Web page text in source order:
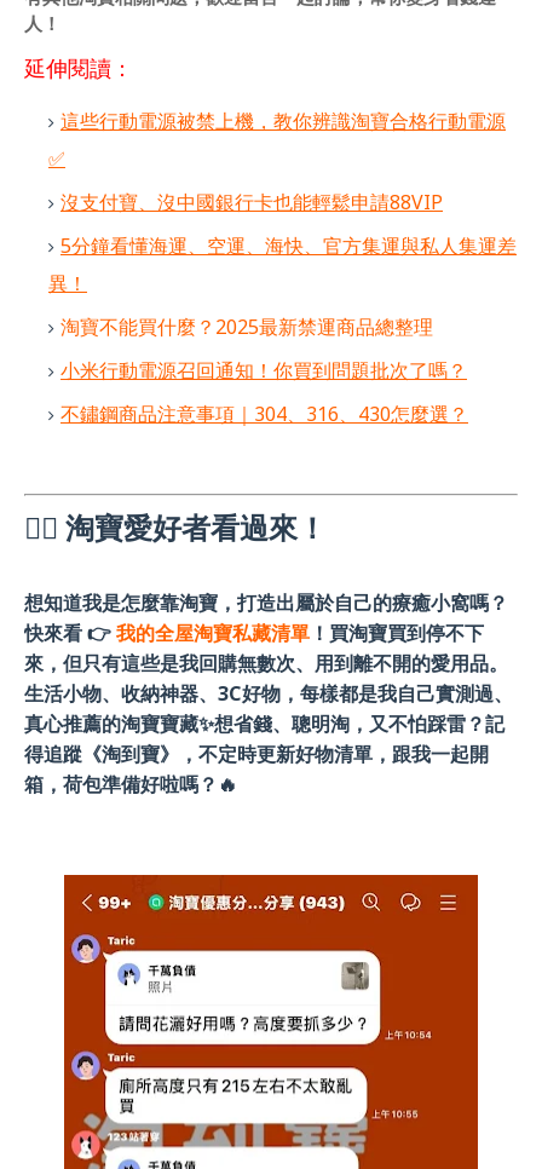
人！
延伸閱讀：
這些行動電源被禁上機，教你辨識淘寶合格行動電源
✅
沒支付寶、沒中國銀行卡也能輕鬆申請88VIP
5分鐘看懂海運、空運、海快、官方集運與私人集運差
異！
淘寶不能買什麼？2025最新禁運商品總整理
小米行動電源召回通知！你買到問題批次了嗎？
不鏽鋼商品注意事項｜304、316、430怎麼選？
🙋‍♀️ 淘寶愛好者看過來！
想知道我是怎麼靠淘寶，打造出屬於自己的療癒小窩嗎？
快來看 👉我的全屋淘寶私藏清單 ！買淘寶買到停不下
來，但只有這些是我回購無數次、用到離不開的愛用品。
生活小物、收納神器、3C好物，每樣都是我自己實測過、
真心推薦的淘寶寶藏✨想省錢、聰明淘，又不怕踩雷？記
得追蹤《淘到寶》，不定時更新好物清單，跟我一起開
箱，荷包準備好啦嗎？🔥